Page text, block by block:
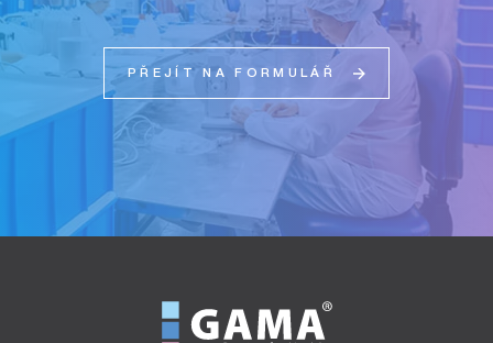
PŘEJÍT NA FORMULÁŘ